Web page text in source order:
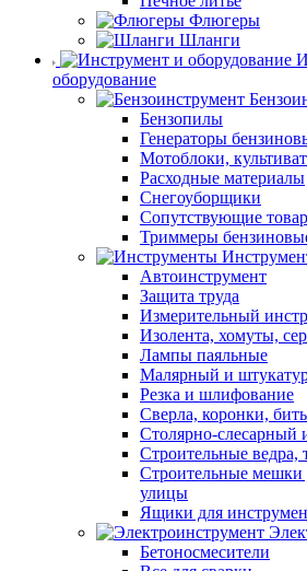
Флюгеры
Шланги
оборудование
Бензопилы
Генераторы
Мотоблоки,
Расходные материалы
Снегоуборщики
Сопутствующие
Триммеры
Автоинструмент
Защита труда
Измерительный
Изолента, хомуты,
Лампы паяльные
Малярный и
Резка и шлифование
Сверла, коронки,
Столярно-слесарный
Строительные ведра,
Строительные мешки
улицы
Ящики для
Бетоносмесители